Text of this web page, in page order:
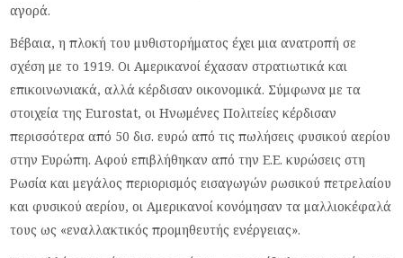
αγορά.
Βέβαια, η πλοκή του μυθιστορήματος έχει μια ανατροπή σε
σχέση με το 1919. Οι Αμερικανοί έχασαν στρατιωτικά και
επικοινωνιακά, αλλά κέρδισαν οικονομικά. Σύμφωνα με τα
στοιχεία της Eurostat, οι Ηνωμένες Πολιτείες κέρδισαν
περισσότερα από 50 δισ. ευρώ από τις πωλήσεις φυσικού αερίου
στην Ευρώπη. Αφού επιβλήθηκαν από την Ε.Ε. κυρώσεις στη
Ρωσία και μεγάλος περιορισμός εισαγωγών ρωσικού πετρελαίου
και φυσικού αερίου, οι Αμερικανοί κονόμησαν τα μαλλιοκέφαλά
τους ως «εναλλακτικός προμηθευτής ενέργειας».